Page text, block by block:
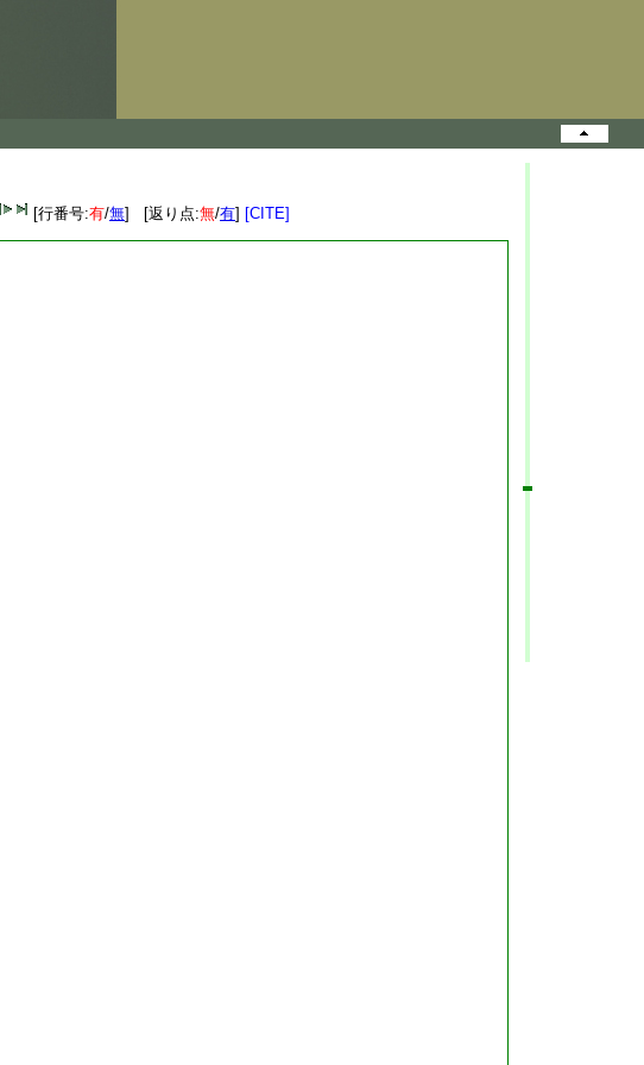
[行番号:有/無] [返り点:無/有] [CITE]